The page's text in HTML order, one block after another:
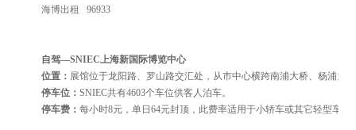
海博出租
96933
自驾—SNIEC上海新国际博览中心
位置： 展馆位于龙阳路、罗山路交汇处，从市中心横跨南浦大桥、杨浦大
停车位：SNIEC共有4603个车位供客人泊车。
停车费：每小时8元，单日64元封顶，此费率适用于小轿车或其它轻型车辆